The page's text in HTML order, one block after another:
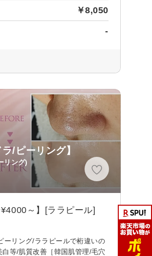
￥8,050
-
/ピーリング】
リング)
～】[ララピール]
ーリング/ララピールで桁違いの
等/肌質改善［韓国肌管理/毛穴